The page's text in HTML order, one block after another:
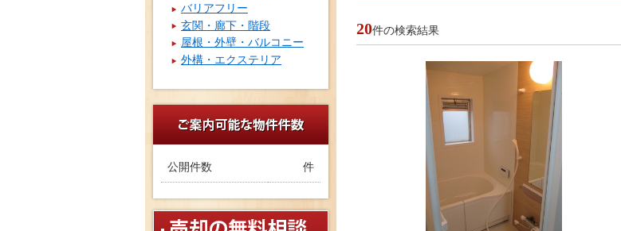
バリアフリー
玄関・廊下・階段
屋根・外壁・バルコニー
外構・エクステリア
公開件数 件
20件の検索結果